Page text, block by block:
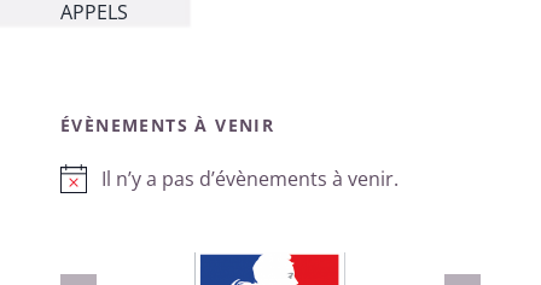
APPELS
ÉVÈNEMENTS À VENIR
Notice
Il n’y a pas d’évènements à venir.